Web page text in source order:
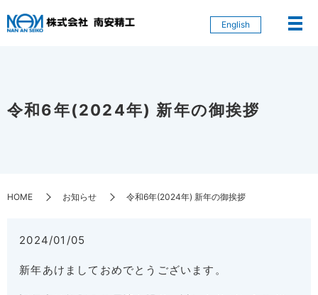
English
令和6年(2024年) 新年の御挨拶
HOME お知らせ 令和6年(2024年) 新年の御挨拶
2024/01/05
新年あけましておめでとうございます。